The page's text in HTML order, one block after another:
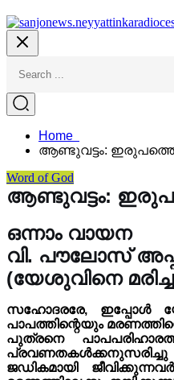
Home
ആണ്ടുവട്ടം:
Word of God
ആണ്ടുവട്ടം:
ഒന്നാം വായന
വി. പൗലോസ്
(യേശുവിനെ
സഹോദരരേ, ഇപ്പോൾ
പാപത്തിന്റെയും
പുത്രനെ
പ്രവണതകൾക്കനുസരിച്ചു
ജഡികമായി